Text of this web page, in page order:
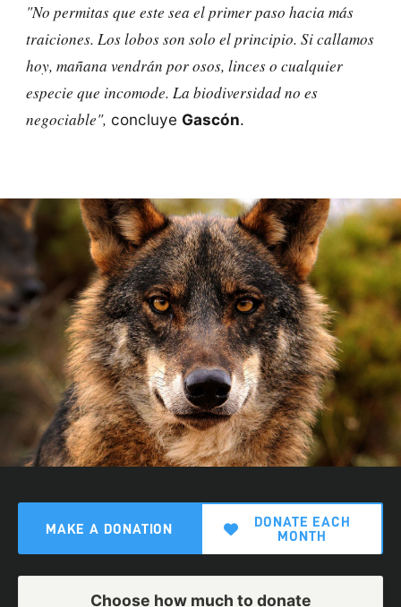
"No permitas que este sea el primer paso hacia más
traiciones. Los lobos son solo el principio. Si callamos
hoy, mañana vendrán por osos, linces o cualquier
especie que incomode. La biodiversidad no es
negociable", concluye Gascón.
MAKE A DONATION
DONATE EACH
MONTH
Choose how much to donate